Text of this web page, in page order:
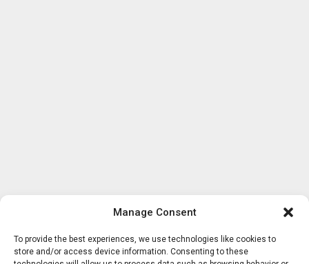
Manage Consent
To provide the best experiences, we use technologies like cookies to
store and/or access device information. Consenting to these